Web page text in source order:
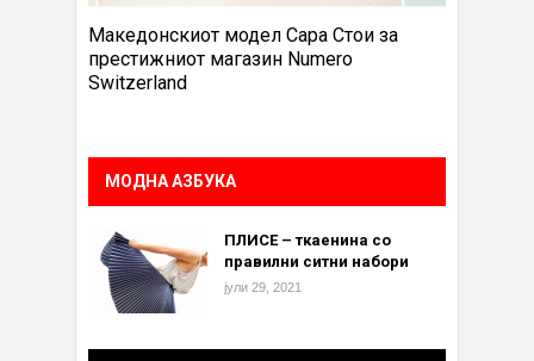
Македонскиот модел Сара Стои за
престижниот магазин Numero
Switzerland
МОДНА АЗБУКА
ПЛИСЕ – ткаенина со
правилни ситни набори
јули 29, 2021